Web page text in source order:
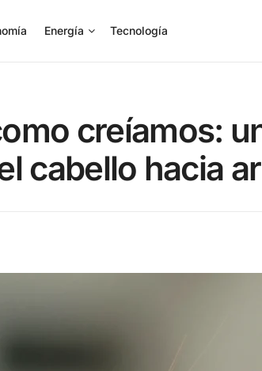
Energía Tecnología
creíamos:
cabello hacia